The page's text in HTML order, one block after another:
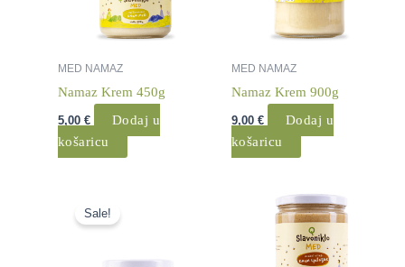
MED NAMAZ
Namaz Krem 450g
5,00 €
Dodaj u
košaricu
MED NAMAZ
Namaz Krem 900g
9,00 €
Dodaj u
košaricu
Sale!cijena
bila